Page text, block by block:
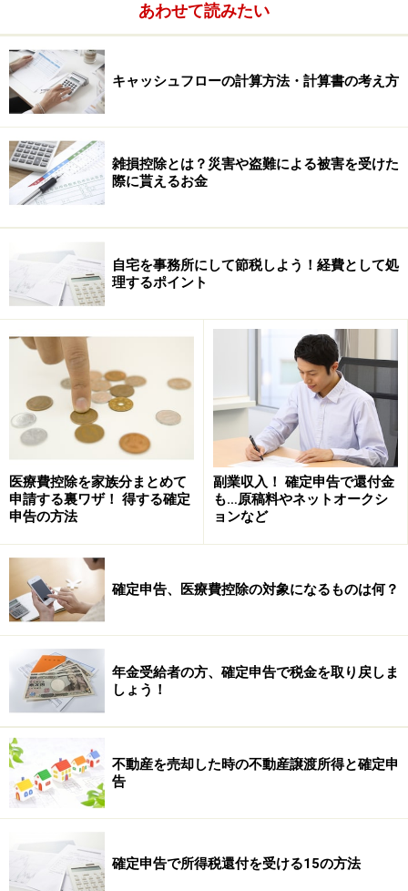
あわせて読みたい
キャッシュフローの計算方法・計算書の考え方
雑損控除とは？災害や盗難による被害を受けた
際に貰えるお金
自宅を事務所にして節税しよう！経費として処
理するポイント
医療費控除を家族分まとめて
申請する裏ワザ！ 得する確定
申告の方法
副業収入！ 確定申告で還付金
も…原稿料やネットオークシ
ョンなど
確定申告、医療費控除の対象になるものは何？
年金受給者の方、確定申告で税金を取り戻しま
しょう！
不動産を売却した時の不動産譲渡所得と確定申
告
確定申告で所得税還付を受ける15の方法